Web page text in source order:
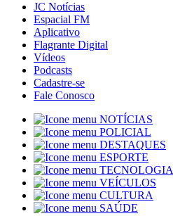
JC Notícias
Espacial FM
Aplicativo
Flagrante Digital
Vídeos
Podcasts
Cadastre-se
Fale Conosco
NOTÍCIAS
POLICIAL
DESTAQUES
ESPORTE
TECNOLOGIA
VEÍCULOS
CULTURA
SAÚDE